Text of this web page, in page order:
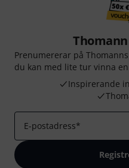
Prenumererar på
du kan med lite tur vinna en
Inspirerande
E-postadress*